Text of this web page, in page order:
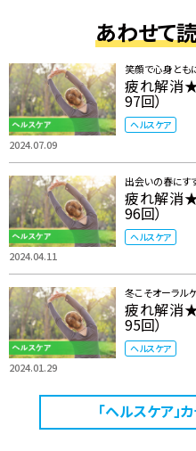
あわせて
2024.07.09
笑顔で心身とも
疲れ解消★
97回）
ヘルスケア
2024.04.11
出会いの春にす
疲れ解消★
96回）
ヘルスケア
2024.01.29
冬こそオーラル
疲れ解消★
95回）
ヘルスケア
「ヘルスケア」